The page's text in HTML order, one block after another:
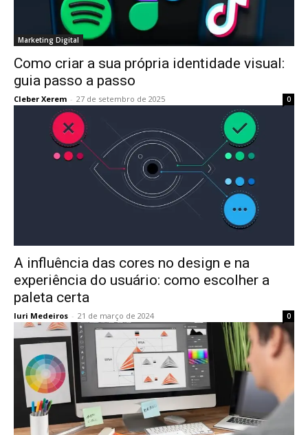
Marketing Digital
Como criar a sua própria identidade visual:
guia passo a passo
Cleber Xerem - 27 de setembro de 2025 0
A influência das cores no design e na
experiência do usuário: como escolher a
paleta certa
Iuri Medeiros - 21 de março de 2024 0